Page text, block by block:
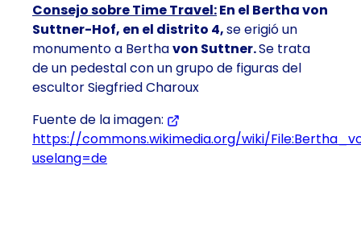
Consejo sobre Time Travel:En el Bertha von
Suttner-Hof, en el distrito 4,se erigió un
monumento a Berthavon Suttner.Se trata
de un pedestal con un grupo de figuras del
escultor Siegfried Charoux
Fuente de la imagen:
https://commons.wikimedia.org/wiki/
uselang=de